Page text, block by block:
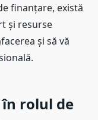
finanțare, există
și resurse
și să vă
în rolul de